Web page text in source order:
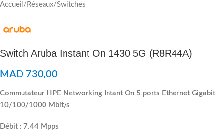
Accueil / Réseaux/Switches
Switch Aruba Instant On 1430 5G (R8R44A)
MAD 730,00
Commutateur HPE Networking Intant On 5 ports Ethernet Gigabit
10/100/1000 Mbit/s
Débit : 7.44 Mpps